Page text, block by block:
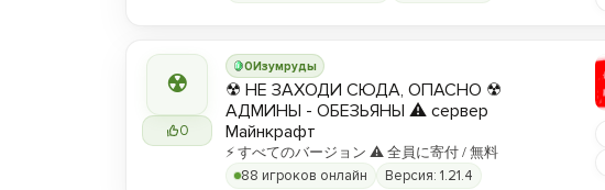
☢
0
0Изумруды
☢ НЕ ЗАХОДИ СЮДА, ОПАСНО ☢
АДМИНЫ - ОБЕЗЬЯНЫ ⚠ сервер
Майнкрафт
⚡ すべてのバージョン ⚠ 全員に寄付 / 無料
88 игроков онлайн
Версия: 1.21.4